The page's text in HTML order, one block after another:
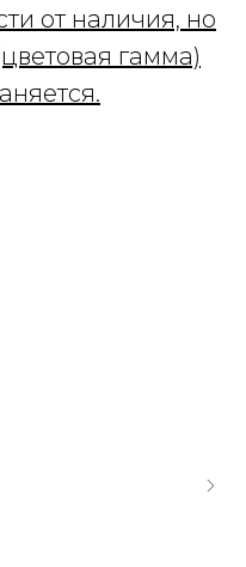
от наличия, но
гамма)